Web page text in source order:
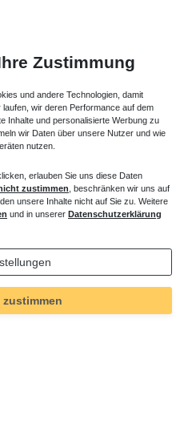
Zustimmung
und andere Technologien, damit
wir deren Performance auf dem
Inhalte und personalisierte Werbung zu
wir Daten über unsere Nutzer und wie
nutzen.
erlauben Sie uns diese Daten
zustimmen , beschränken wir uns auf
unsere Inhalte nicht auf Sie zu. Weitere
und in unserer Datenschutzerklärung
zustimmen